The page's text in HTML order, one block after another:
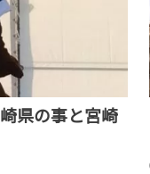
県の事と宮崎